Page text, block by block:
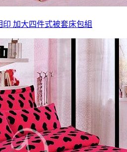
印 加大四件式被套床包組